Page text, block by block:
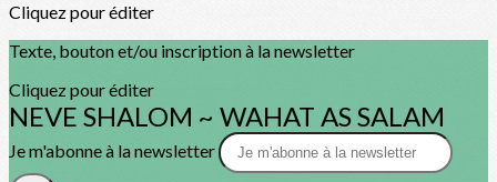
Cliquez pour éditer
Texte, bouton et/ou inscription à la newsletter
Cliquez pour éditer
NEVE SHALOM ~ WAHAT AS SALAM
Je m'abonne à la newsletter